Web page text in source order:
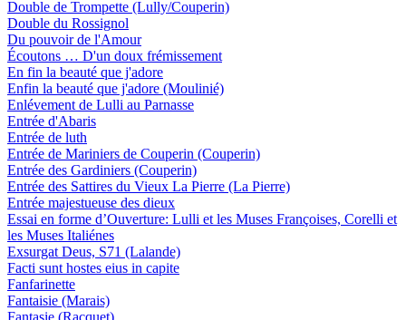
Double de Trompette (Lully/Couperin)
Double du Rossignol
Du pouvoir de l'Amour
Écoutons … D'un doux frémissement
En fin la beauté que j'adore
Enfin la beauté que j'adore (Moulinié)
Enlévement de Lulli au Parnasse
Entrée d'Abaris
Entrée de luth
Entrée de Mariniers de Couperin (Couperin)
Entrée des Gardiniers (Couperin)
Entrée des Sattires du Vieux La Pierre (La Pierre)
Entrée majestueuse des dieux
Essai en forme d’Ouverture: Lulli et les Muses Françoises, Corelli et
les Muses Italiénes
Exsurgat Deus, S71 (Lalande)
Facti sunt hostes eius in capite
Fanfarinette
Fantaisie (Marais)
Fantasie (Racquet)